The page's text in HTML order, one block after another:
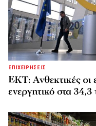
ΕΠΙΧΕΙΡΗΣΕΙΣ
ΕΚΤ: Ανθεκτικές οι
ενεργητικό στα 34,3